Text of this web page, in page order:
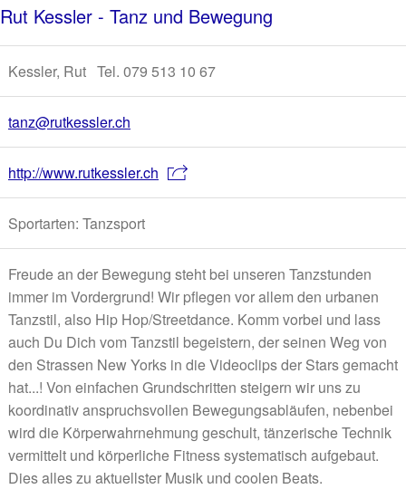
Rut Kessler - Tanz und Bewegung
Kessler, Rut Tel. 079 513 10 67
tanz@rutkessler.ch
http://www.rutkessler.ch
Sportarten: Tanzsport
Freude an der Bewegung steht bei unseren Tanzstunden
immer im Vordergrund! Wir pflegen vor allem den urbanen
Tanzstil, also Hip Hop/Streetdance. Komm vorbei und lass
auch Du Dich vom Tanzstil begeistern, der seinen Weg von
den Strassen New Yorks in die Videoclips der Stars gemacht
hat...! Von einfachen Grundschritten steigern wir uns zu
koordinativ anspruchsvollen Bewegungsabläufen, nebenbei
wird die Körperwahrnehmung geschult, tänzerische Technik
vermittelt und körperliche Fitness systematisch aufgebaut.
Dies alles zu aktuellster Musik und coolen Beats.